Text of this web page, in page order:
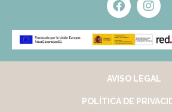
AVISO LEGAL
POLÍTICA DE